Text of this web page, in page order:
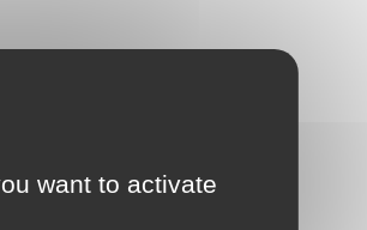
want to activate